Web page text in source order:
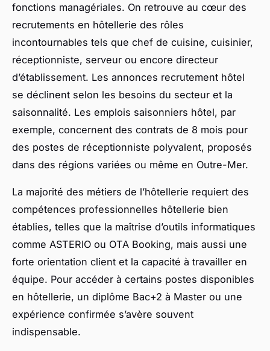
fonctions managériales. On retrouve au cœur des
recrutements en hôtellerie des rôles
incontournables tels que chef de cuisine, cuisinier,
réceptionniste, serveur ou encore directeur
d’établissement. Les annonces recrutement hôtel
se déclinent selon les besoins du secteur et la
saisonnalité. Les emplois saisonniers hôtel, par
exemple, concernent des contrats de 8 mois pour
des postes de réceptionniste polyvalent, proposés
dans des régions variées ou même en Outre-Mer.
La majorité des métiers de l’hôtellerie requiert des
compétences professionnelles hôtellerie bien
établies, telles que la maîtrise d’outils informatiques
comme ASTERIO ou OTA Booking, mais aussi une
forte orientation client et la capacité à travailler en
équipe. Pour accéder à certains postes disponibles
en hôtellerie, un diplôme Bac+2 à Master ou une
expérience confirmée s’avère souvent
indispensable.